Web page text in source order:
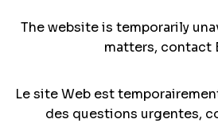
The website is temporarily
matters, contact
Le site Web est
des questions urgentes,